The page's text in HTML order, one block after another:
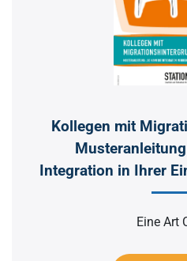
Kollegen mit
Integration in Ihrer
Eine Art